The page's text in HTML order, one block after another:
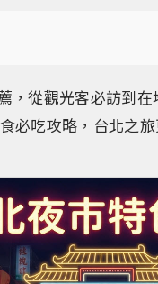
，從觀光客必訪到
必吃攻略，台北之旅